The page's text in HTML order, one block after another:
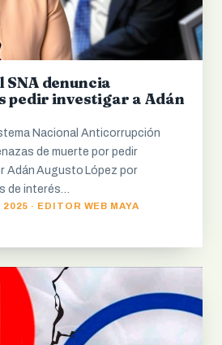
denuncia
pedir investigar a Adán
Nacional Anticorrupción
de muerte por pedir
Adán Augusto López por
de interés…
· EDITOR WEB MAYA